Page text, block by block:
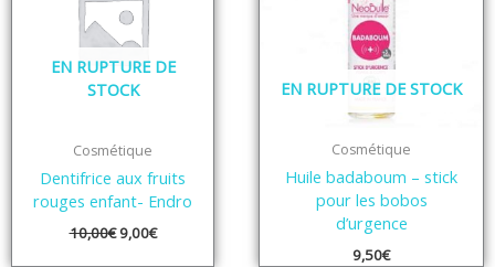
EN RUPTURE DE
STOCK
Cosmétique
Dentifrice aux fruits
rouges enfant- Endro
10,00€ 9,00€
EN RUPTURE DE STOCK
Cosmétique
Huile badaboum – stick
pour les bobos
d’urgence
9,50€